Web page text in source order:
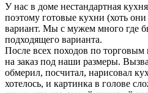
У нас в доме нестандартная
поэтому готовые кухни (хоть
вариант. Мы с мужем много где
подходящего варианта.
После всех походов по
на заказ под наши размеры.
обмерил, посчитал, нарисовал
хотелось, и картинка в голове